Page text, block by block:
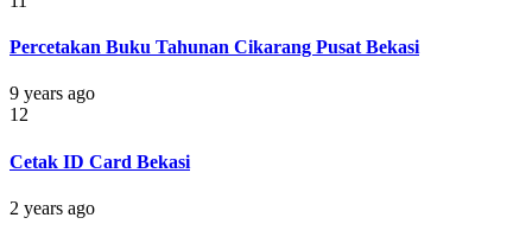
Percetakan Buku Tahunan Cikarang Pusat Bekasi
9 years ago
12
Cetak ID Card Bekasi
2 years ago